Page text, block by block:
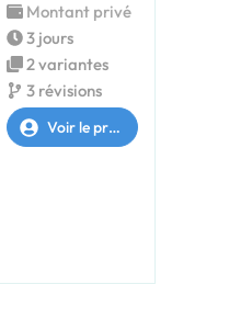
Montant privé
3 jours
2 variantes
3 révisions
Voir le profil